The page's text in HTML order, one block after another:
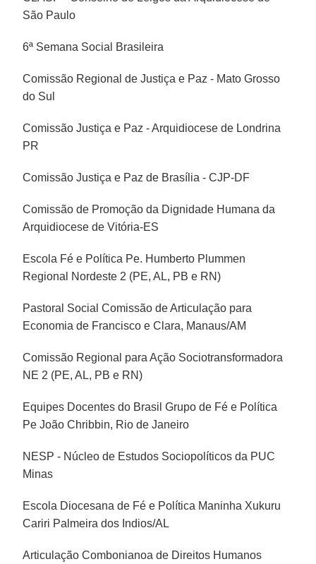
São Paulo
6ª Semana Social Brasileira
Comissão Regional de Justiça e Paz - Mato Grosso
do Sul
Comissão Justiça e Paz - Arquidiocese de Londrina
PR
Comissão Justiça e Paz de Brasília - CJP-DF
Comissão de Promoção da Dignidade Humana da
Arquidiocese de Vitória-ES
Escola Fé e Política Pe. Humberto Plummen
Regional Nordeste 2 (PE, AL, PB e RN)
Pastoral Social Comissão de Articulação para
Economia de Francisco e Clara, Manaus/AM
Comissão Regional para Ação Sociotransformadora
NE 2 (PE, AL, PB e RN)
Equipes Docentes do Brasil Grupo de Fé e Política
Pe João Chribbin, Rio de Janeiro
NESP - Núcleo de Estudos Sociopolíticos da PUC
Minas
Escola Diocesana de Fé e Política Maninha Xukuru
Cariri Palmeira dos Indios/AL
Articulação Combonianoa de Direitos Humanos